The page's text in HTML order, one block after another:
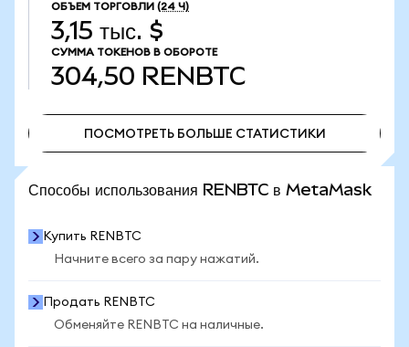
ОБЪЕМ ТОРГОВЛИ (24 Ч)
3,15 тыс. $
СУММА ТОКЕНОВ В ОБОРОТЕ
304,50 RENBTC
ПОСМОТРЕТЬ БОЛЬШЕ СТАТИСТИКИ
Способы использования RENBTC в MetaMask
Купить RENBTC
Начните всего за пару нажатий.
Продать RENBTC
Обменяйте RENBTC на наличные.